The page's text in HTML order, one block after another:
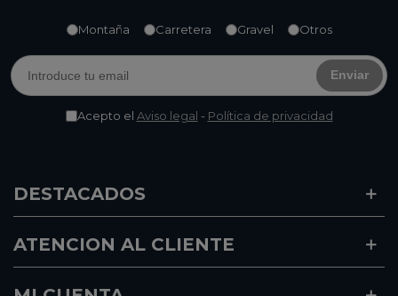
Montaña Carretera Gravel Otros
Enviar
Acepto el Aviso legal - Política de privacidad
DESTACADOS
ATENCION AL CLIENTE